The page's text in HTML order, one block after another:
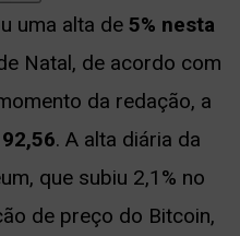
uma alta de 5% nesta
Natal, de acordo com
da redação, a
. A alta diária da
que subiu 2,1% no
de preço do Bitcoin,